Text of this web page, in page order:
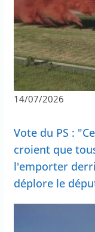
14/07/2026
Vote du PS :
croient que
l'emporter
déplore le